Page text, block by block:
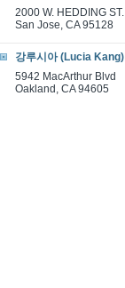
2000 W. HEDDING
San Jose, CA 95128
강루시아 (Lucia Kang)
5942 MacArthur Blvd
Oakland, CA 94605